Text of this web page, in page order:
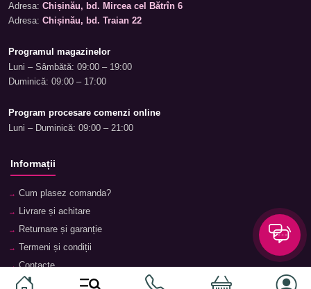
Adresa: Chișinău, bd. Mircea cel Bătrîn 6
Adresa: Chișinău, bd. Traian 22
Programul magazinelor
Luni – Sâmbătă: 09:00 – 19:00
Duminică: 09:00 – 17:00
Program procesare comenzi online
Luni – Duminică: 09:00 – 21:00
Informații
Cum plasez comanda?
Livrare și achitare
Returnare și garanție
Termeni și condiții
Contacte
Magazine